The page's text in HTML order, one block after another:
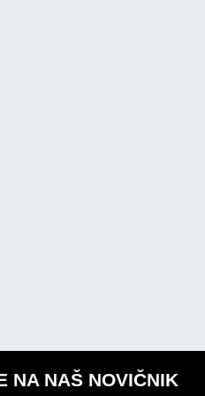
NA NAŠ NOVIČNIK